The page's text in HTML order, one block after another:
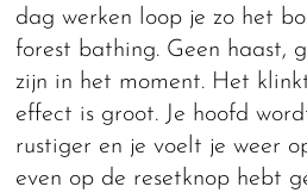
dag werken loop je zo het
forest bathing. Geen haast,
zijn in het moment. Het
effect is groot. Je hoofd
rustiger en je voelt je weer
even op de resetknop hebt